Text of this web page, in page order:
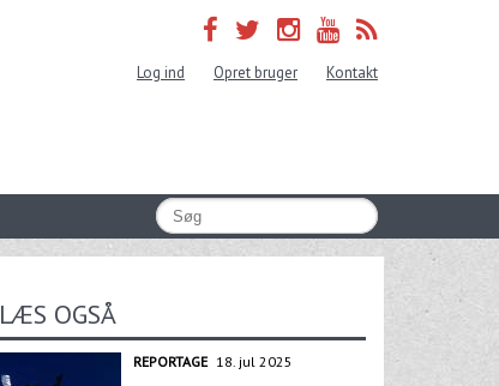
Log ind Opret bruger Kontakt
LÆS OGSÅ
REPORTAGE 18. jul 2025